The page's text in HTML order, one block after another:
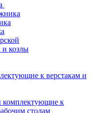
и козлы
к верстакам и
комплектующие к
столам